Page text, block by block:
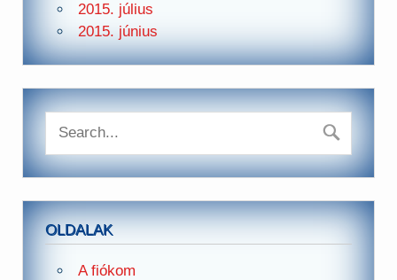
2015. július
2015. június
OLDALAK
A fiókom